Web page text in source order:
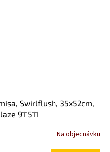
mísa, Swirlflush, 35x52cm,
911511
Na objednávku